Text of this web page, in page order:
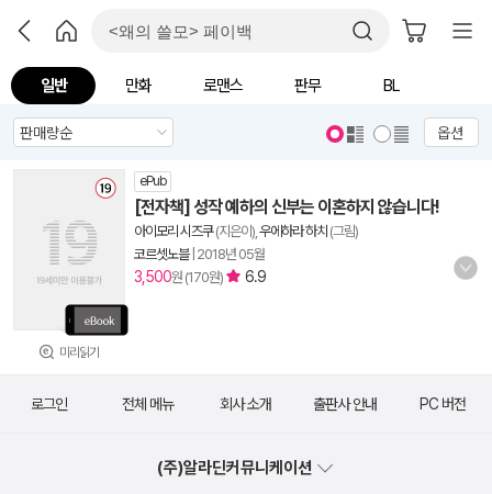
일반 만화 로맨스 판무 BL
옵션
미리읽기
ePub
[전자책] 성작 예하의 신부는 이혼하지 않습니다!
아이모리 시즈쿠(지은이), 우에하라 하치 (그림)
코르셋노블| 2018년 05월
3,500원 (170원) 6.9
로그인 전체 메뉴 회사 소개 출판사 안내 PC 버전
(주)알라딘커뮤니케이션